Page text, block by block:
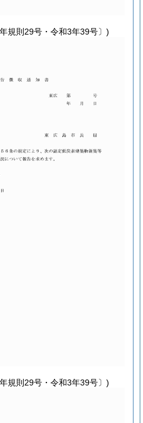
規則29号・令和3年39号〕)
規則29号・令和3年39号〕)